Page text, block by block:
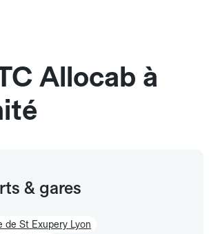
Allocab à
& gares
de St Exupery Lyon